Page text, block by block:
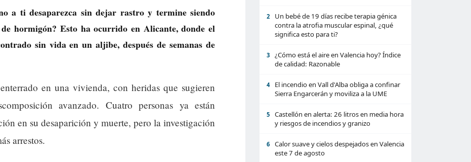
a ti desaparezca sin dejar rastro y termine siendo
hormigón? Esto ha ocurrido en Alicante, donde el
sin vida en un aljibe, después de semanas de
en una vivienda, con heridas que sugieren
avanzado. Cuatro personas ya están
en su desaparición y muerte, pero la investigación
arrestos.
2
Un bebé de 19 días recibe terapia génica
contra la atrofia muscular espinal, ¿qué
significa esto para ti?
3
¿Cómo está el aire en Valencia hoy? Índice
de calidad: Razonable
4
El incendio en Vall d'Alba obliga a confinar
Sierra Engarcerán y moviliza a la UME
5
Castellón en alerta: 26 litros en media hora
y riesgos de incendios y granizo
6
Calor suave y cielos despejados en Valencia
este 7 de agosto